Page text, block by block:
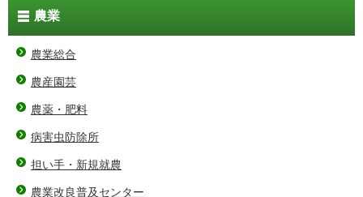
農業
農業総合
農産園芸
農薬・肥料
病害虫防除所
担い手・新規就農
農業改良普及センター